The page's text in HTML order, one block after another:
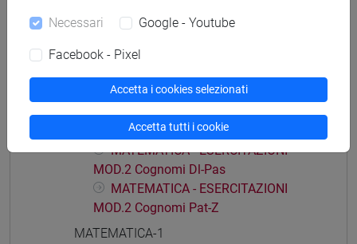
MOD.1 Cognomi Dl-Pas
MATEMATICA - ESERCITAZIONI
MATEMATICA - ESERCITAZIONI MOD.2
MATEMATICA - ESERCITAZIONI
MOD.2 Cognomi A-Di
MATEMATICA - ESERCITAZIONI
MOD.2 Cognomi Dl-Pas
MATEMATICA - ESERCITAZIONI
MOD.2 Cognomi Pat-Z
MATEMATICA-1
Necessari Google - Youtube
Facebook - Pixel
Accetta i cookies selezionati
Accetta tutti i cookie